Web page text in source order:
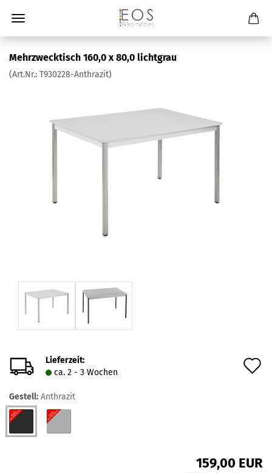
Mehrzwecktisch 160,0 x 80,0 lichtgrau
(Art.Nr.: T930228-Anthrazit)
Lieferzeit:
ca. 2 - 3 Wochen
Gestell: Anthrazit
159,00 EUR